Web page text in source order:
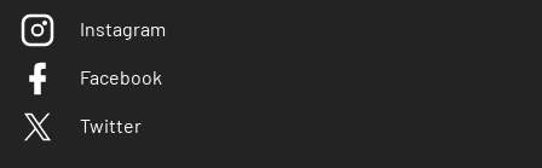
Instagram
Facebook
Twitter